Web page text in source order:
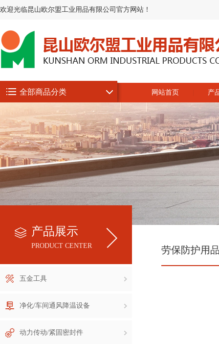
欢迎光临昆山欧尔盟工业用品有限公司官方网站！
全部商品分类 网站首页 产
产品展示
PRODUCT CENTER
五金工具
净化/车间通风降温设备
动力传动/紧固密封件
劳保防护用